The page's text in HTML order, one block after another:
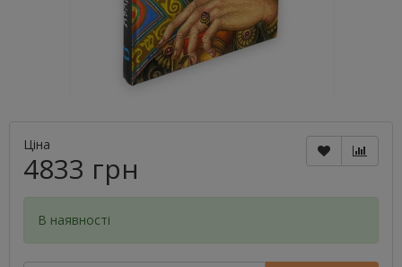
Ціна
4833 грн
В наявності